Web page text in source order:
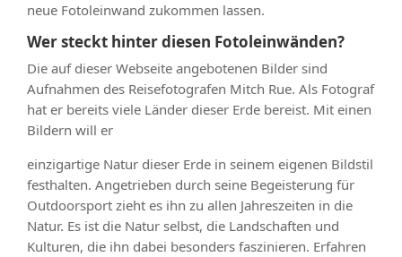
neue Fotoleinwand zukommen lassen.
Wer steckt hinter diesen Fotoleinwänden?
Die auf dieser Webseite angebotenen Bilder sind
Aufnahmen des Reisefotografen Mitch Rue. Als Fotograf
hat er bereits viele Länder dieser Erde bereist. Mit einen
Bildern will er
einzigartige Natur dieser Erde in seinem eigenen Bildstil
festhalten. Angetrieben durch seine Begeisterung für
Outdoorsport zieht es ihn zu allen Jahreszeiten in die
Natur. Es ist die Natur selbst, die Landschaften und
Kulturen, die ihn dabei besonders faszinieren. Erfahren